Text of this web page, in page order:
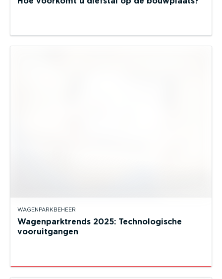
WAGENPARKBEHEER
Wagenparktrends 2025: Technologische
vooruitgangen